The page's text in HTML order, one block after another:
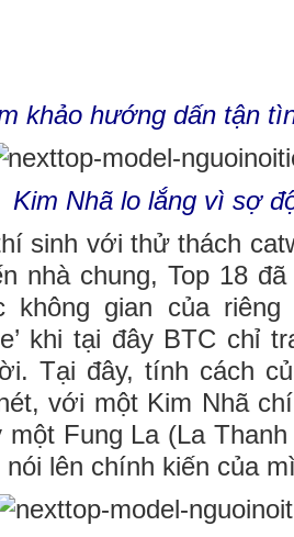
khảo hướng dấn tận
Kim Nhã lo lắng vì sợ
sinh với thử thách
nhà chung, Top 18 đã
gian của riêng
khi tại đây BTC chỉ
Tại đây, tính cách
với một Kim Nhã
Fung La (La
lên chính kiến của